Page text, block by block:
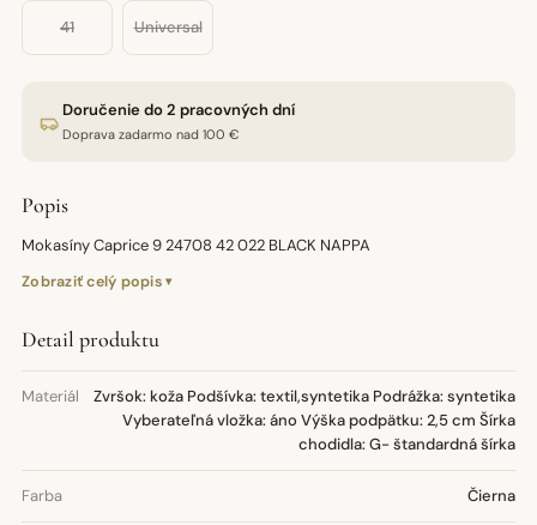
41 Universal
Doručenie do 2 pracovných dní
Doprava zadarmo nad 100 €
Popis
Mokasíny Caprice 9 24708 42 022 BLACK NAPPA
Zobraziť celý popis
Detail produktu
Materiál
Zvršok: koža Podšívka: textil,syntetika Podrážka: syntetika
Vyberateľná vložka: áno Výška podpätku: 2,5 cm Šírka
chodidla: G- štandardná šírka
Farba Čierna